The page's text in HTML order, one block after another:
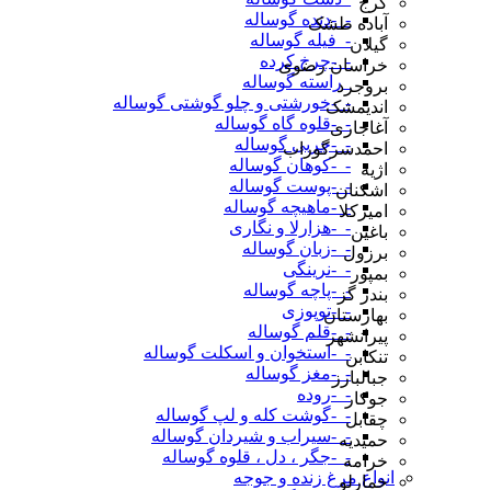
-_-دنده گوساله
-_فیله گوساله
-_-چرخ کرده
_راسته گوساله
-_-خورشتی و چلو گوشتی گوساله
-_-قلوه گاه گوساله
-_-چربی گوساله
-_-کوهان گوساله
-_-پوست گوساله
-_-ماهیچه گوساله
-_-هزارلا و نگاری
-_-زبان گوساله
-_-نرینگی
-_-پاچه گوساله
-_-توپوزی
-_-قلم گوساله
-_-استخوان و اسکلت گوساله
-_-مغز گوساله
-_-روده
-_-گوشت کله و لپ گوساله
-_-سیراب و شیردان گوساله
-_-جگر ، دل ، قلوه گوساله
انواع مرغ زنده و جوجه
آباده طشک
گیلان
خراسان رضوی
بروجرد
اندیمشک
آغاجاری
احمدسرگوراب
اژیه
اشکنان
امیرکلا
باغین
برزول
بمپور
بندر گز
بهارستان
پیرانشهر
تنکابن
جبالبارز
جوکار
چقابل
حمیدیه
خرامه
خمارلو